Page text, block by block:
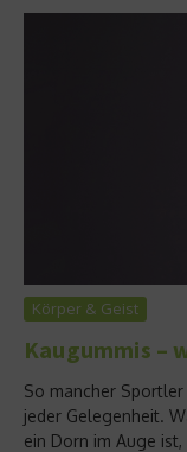
Körper & Geist
Kaugummis –
So mancher
jeder Gelegenheit.
ein Dorn im Auge